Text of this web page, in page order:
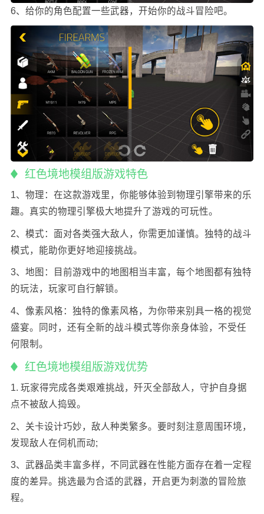
6、给你的角色配置一些武器，开始你的战斗冒险吧。
红色境地模组版游戏特色
1、物理：在这款游戏里，你能够体验到物理引擎带来的乐
趣。真实的物理引擎极大地提升了游戏的可玩性。
2、模式：面对各类强大敌人，你需更加谨慎。独特的战斗
模式，能助你更好地迎接挑战。
3、地图：目前游戏中的地图相当丰富，每个地图都有独特
的玩法，玩家可自行解锁。
4、像素风格：独特的像素风格，为你带来别具一格的视觉
盛宴。同时，还有全新的战斗模式等你亲身体验，不受任
何限制。
红色境地模组版游戏优势
1. 玩家得完成各类艰难挑战，歼灭全部敌人，守护自身据
点不被敌人捣毁。
2、关卡设计巧妙，敌人种类繁多。要时刻注意周围环境，
发现敌人在伺机而动;
3、武器品类丰富多样，不同武器在性能方面存在着一定程
度的差异。挑选最为合适的武器，开启更为刺激的冒险旅
程。